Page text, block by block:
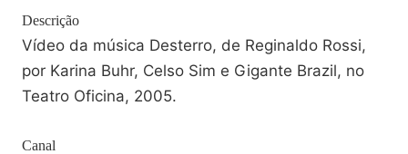
Descrição
Vídeo da música Desterro, de Reginaldo Rossi,
por Karina Buhr, Celso Sim e Gigante Brazil, no
Teatro Oficina, 2005.
Canal